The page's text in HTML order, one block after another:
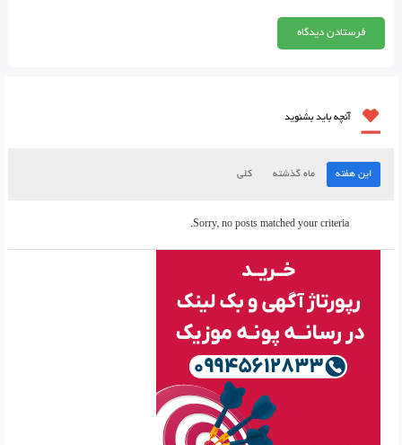
آنچه باید بشنوید
این هفته ماه گذشته کلی
Sorry, no posts matched your criteria.